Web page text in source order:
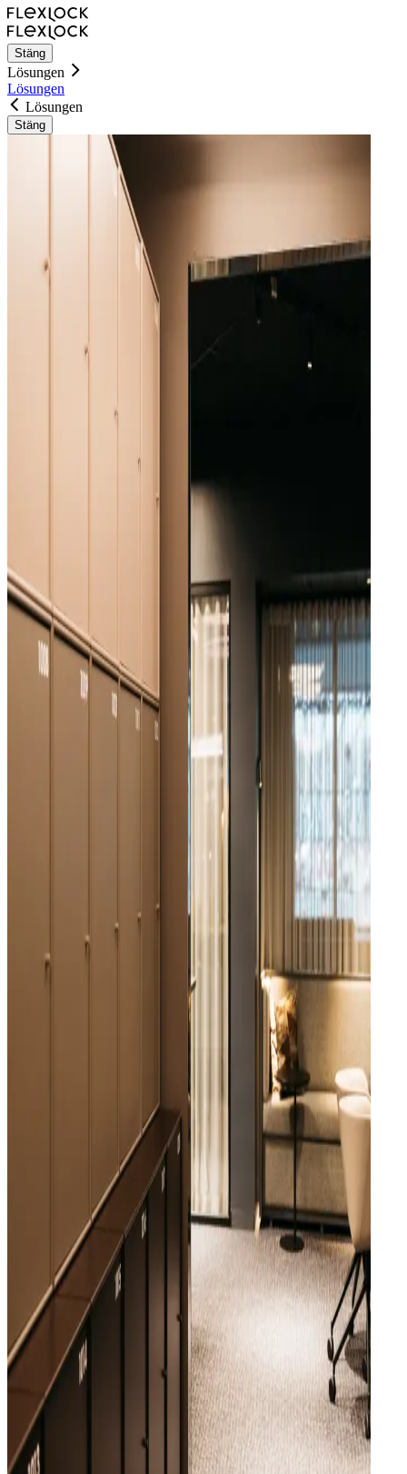
Stäng
Lösungen
Lösungen
Lösungen
Stäng